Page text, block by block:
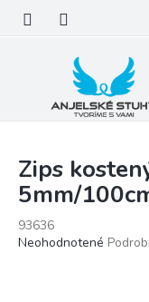
obsah
Zips
5mm/
93636
Priemerné
Neohodnotené